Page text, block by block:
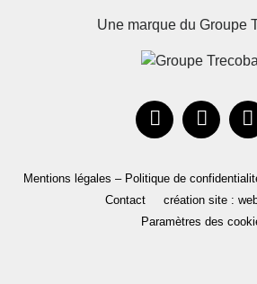
Occitanie
Parrainez un
Une marque du Groupe
Mentions légales – Politique de
Contact
création site :
Paramètres des